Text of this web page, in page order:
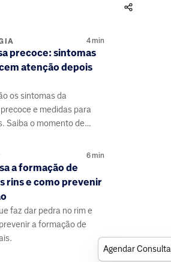
4min
precoce: sintomas
atenção depois
os sintomas da
e medidas para
Saiba o momento de
6min
a formação de
rins e como prevenir
faz dar pedra no rim e
a formação de
Agendar Consulta